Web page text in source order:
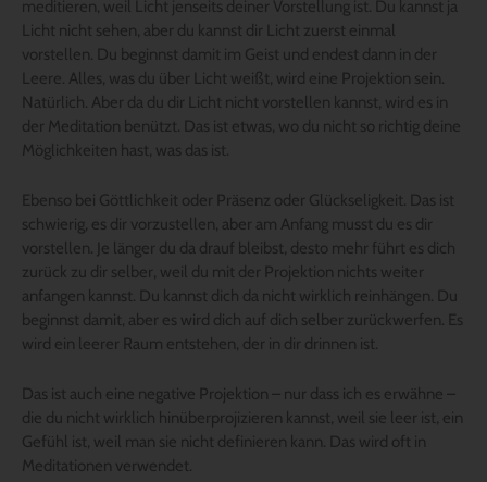
meditieren, weil Licht jenseits deiner Vorstellung ist. Du kannst ja
Licht nicht sehen, aber du kannst dir Licht zuerst einmal
vorstellen. Du beginnst damit im Geist und endest dann in der
Leere. Alles, was du über Licht weißt, wird eine Projektion sein.
Natürlich. Aber da du dir Licht nicht vorstellen kannst, wird es in
der Meditation benützt. Das ist etwas, wo du nicht so richtig deine
Möglichkeiten hast, was das ist.
Ebenso bei Göttlichkeit oder Präsenz oder Glückseligkeit. Das ist
schwierig, es dir vorzustellen, aber am Anfang musst du es dir
vorstellen. Je länger du da drauf bleibst, desto mehr führt es dich
zurück zu dir selber, weil du mit der Projektion nichts weiter
anfangen kannst. Du kannst dich da nicht wirklich reinhängen. Du
beginnst damit, aber es wird dich auf dich selber zurückwerfen. Es
wird ein leerer Raum entstehen, der in dir drinnen ist.
Das ist auch eine negative Projektion – nur dass ich es erwähne –
die du nicht wirklich hinüberprojizieren kannst, weil sie leer ist, ein
Gefühl ist, weil man sie nicht definieren kann. Das wird oft in
Meditationen verwendet.